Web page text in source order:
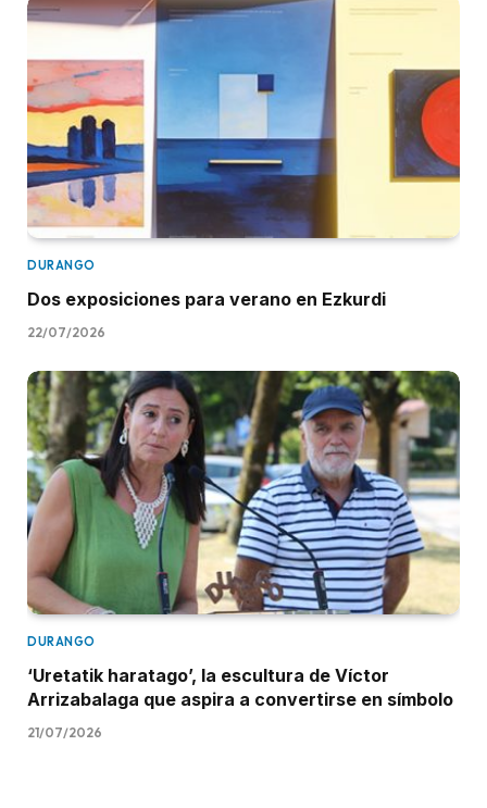
DURANGO
Dos exposiciones para verano en Ezkurdi
22/07/2026
DURANGO
‘Uretatik haratago’, la escultura de Víctor
Arrizabalaga que aspira a convertirse en símbolo
21/07/2026